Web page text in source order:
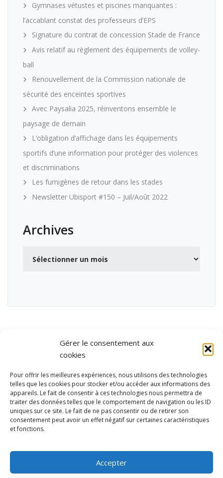
Gérer le consentement aux
cookies
Pour offrir les meilleures expériences, nous utilisons des technologies
telles que les cookies pour stocker et/ou accéder aux informations des
appareils. Le fait de consentir à ces technologies nous permettra de
traiter des données telles que le comportement de navigation ou les ID
uniques sur ce site. Le fait de ne pas consentir ou de retirer son
consentement peut avoir un effet négatif sur certaines caractéristiques
et fonctions.
Accepter
Gymnases vétustes et piscines manquantes :
l’accablant constat des professeurs d’EPS
Signature du contrat de concession Stade de France
Avis relatif au règlement des équipements de volley-
ball
Renouvellement de la Commission nationale de
sécurité des enceintes sportives
Avec Paysalia 2025, réinventons ensemble le
paysage de demain
L’obligation d’affichage dans les équipements
sportifs d’une information pour protéger des violences
et discriminations
Les fumigènes de retour dans les stades
Newsletter Ubisport #150 – Juil/Août 2022
Archives
et de loisirs
Contact